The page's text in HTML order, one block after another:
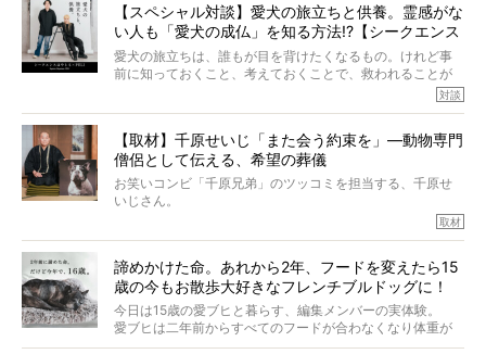
とりを目の当たりにするほどに、そのフレンチブルドッグ
愛がわたしたちのそれとまったく同じであることに、なん
だかうれしくなってしまったのでした。
春奈さんとアムちゃんのすてきな暮らしを、BUHI編集長の
小西がいつくしみながら、切り取らせていただきます。
【スペシャル対談】愛犬の旅立ちと供養。霊感がな
い人も「愛犬の成仏」を知る方法!?【シークエンス
はやとも×PELI】
愛犬の旅立ちは、誰もが目を背けたくなるもの。けれど事
前に知っておくこと、考えておくことで、救われることが
力をもつお笑い芸人「シークエンスはやとも」さんに、愛
犬の旅立ちや供養についてインタビュー。
インタビュアー兼対談相手は、大の犬好きで心霊分野の知
識にも長けているPELIさん。
「愛犬が旅立ったあと、ベッドやおもちゃはどうすればい
い？」「お骨はどうするべき？」「お花やお線香は喜んで
くれる？」
さらには、霊感がない人でも愛犬が成仏したことを知る方
法まで。
お笑い芸人だからこそ暗くなりすぎない、むしろ心がスッ
対談
【取材】千原せいじ「また会う約束を」―動物専門
僧侶として伝える、希望の葬儀
お笑いコンビ「千原兄弟」のツッコミを担当する、千原せ
いじさん。
今年で結成35周年を迎え、芸人としての活躍も目覚ましい
た。
僧侶としての名は「靖賢（せいけん）」。
当時54歳という年齢にして、なぜ動物専門僧侶という道を
選んだのか。
また、愛犬の旅立ちとどのように向き合うべきなのか。
取材
諦めかけた命。あれから2年、フードを変えたら15
歳の今もお散歩大好きなフレンチブルドッグに！
今日は15歳の愛ブヒと暮らす、編集メンバーの実体験。
愛ブヒは二年前からすべてのフードが合わなくなり体重が
激減。検査をしても異常はなく「年齢のせいですね…」と言